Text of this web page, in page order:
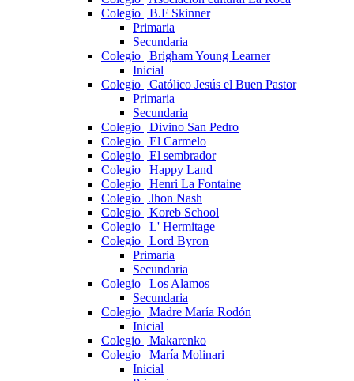
Colegio | B.F Skinner
Primaria
Secundaria
Colegio | Brigham Young Learner
Inicial
Colegio | Católico Jesús el Buen Pastor
Primaria
Secundaria
Colegio | Divino San Pedro
Colegio | El Carmelo
Colegio | El sembrador
Colegio | Happy Land
Colegio | Henri La Fontaine
Colegio | Jhon Nash
Colegio | Koreb School
Colegio | L' Hermitage
Colegio | Lord Byron
Primaria
Secundaria
Colegio | Los Alamos
Secundaria
Colegio | Madre María Rodón
Inicial
Colegio | Makarenko
Colegio | María Molinari
Inicial